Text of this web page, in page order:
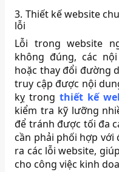
3. Thiết kế website
lỗi
Lỗi trong website
không đúng, các
hoặc thay đổi đường
truy cập được nội
kỵ trongthiết kế
kiểm tra kỹ lưỡng
để tránh được tối đa
cần phải phối hợp với
ra các lỗi website,
cho công việc kinh